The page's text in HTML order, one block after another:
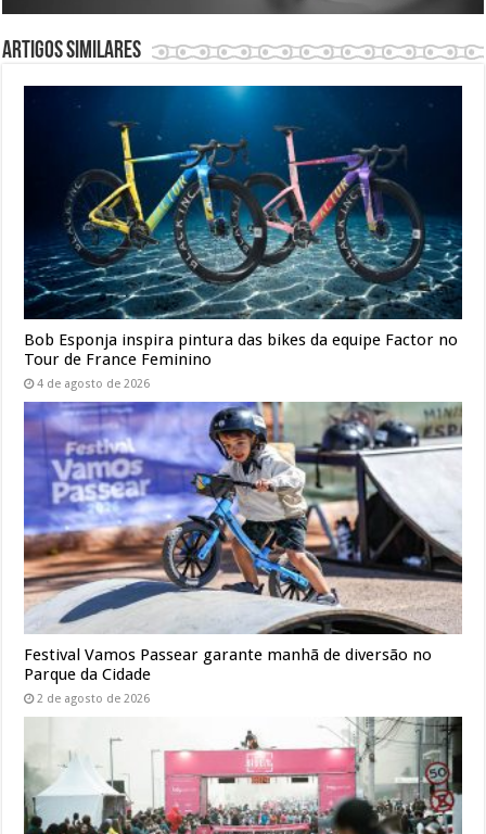
Artigos similares
Bob Esponja inspira pintura das bikes da equipe Factor no
Tour de France Feminino
4 de agosto de 2026
Festival Vamos Passear garante manhã de diversão no
Parque da Cidade
2 de agosto de 2026